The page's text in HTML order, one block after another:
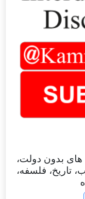
بدون دولت،
تاریخ، فلسفه،